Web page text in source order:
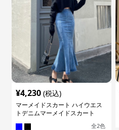
¥4,230 (税込)
マーメイドスカート ハイウエス
トデニムマーメイドスカート
全2色